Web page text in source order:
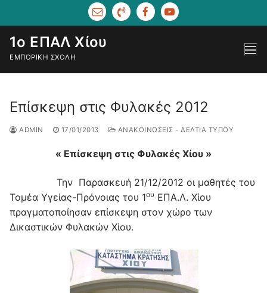
1ο ΕΠΑΛ Χίου
ΕΜΠΟΡΙΚΉ ΣΧΟΛΉ
Επίσκεψη στις Φυλακές 2012
ADMIN 17/01/2013 ΑΝΑΚΟΙΝΏΣΕΙΣ - ΔΕΛΤΊΑ ΤΎΠΟΥ
« Επίσκεψη στις Φυλακές Χίου »
Την Παρασκευή 21/12/2012 οι μαθητές του
Τομέα Υγείας-Πρόνοιας του 1ου ΕΠΑ.Λ. Χίου
πραγματοποίησαν επίσκεψη στον χώρο των
Δικαστικών Φυλακών Χίου.